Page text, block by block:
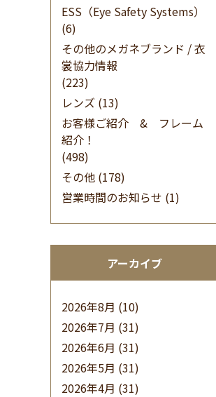
ESS（Eye Safety Systems）
(6)
その他のメガネブランド / 衣
裳協力情報
(223)
レンズ (13)
お客様ご紹介 & フレーム
紹介！
(498)
その他 (178)
営業時間のお知らせ (1)
アーカイブ
2026年8月 (10)
2026年7月 (31)
2026年6月 (31)
2026年5月 (31)
2026年4月 (31)